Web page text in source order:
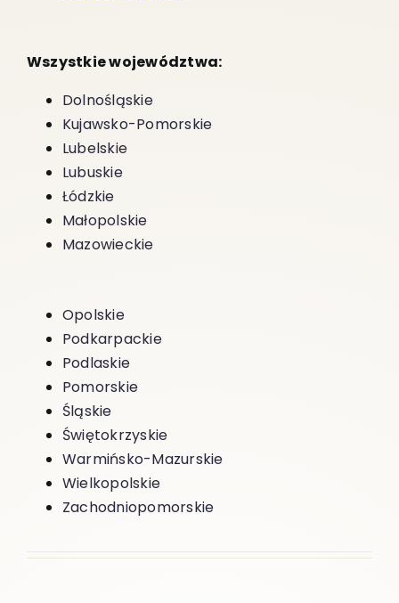
Wszystkie województwa:
Dolnośląskie
Kujawsko-Pomorskie
Lubelskie
Lubuskie
Łódzkie
Małopolskie
Mazowieckie
Opolskie
Podkarpackie
Podlaskie
Pomorskie
Śląskie
Świętokrzyskie
Warmińsko-Mazurskie
Wielkopolskie
Zachodniopomorskie